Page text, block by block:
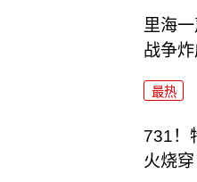
里海
战争炸
最热
731！
火烧